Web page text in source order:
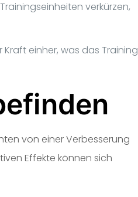
verkürzen,
einher, was das Training
von einer Verbesserung
Effekte können sich